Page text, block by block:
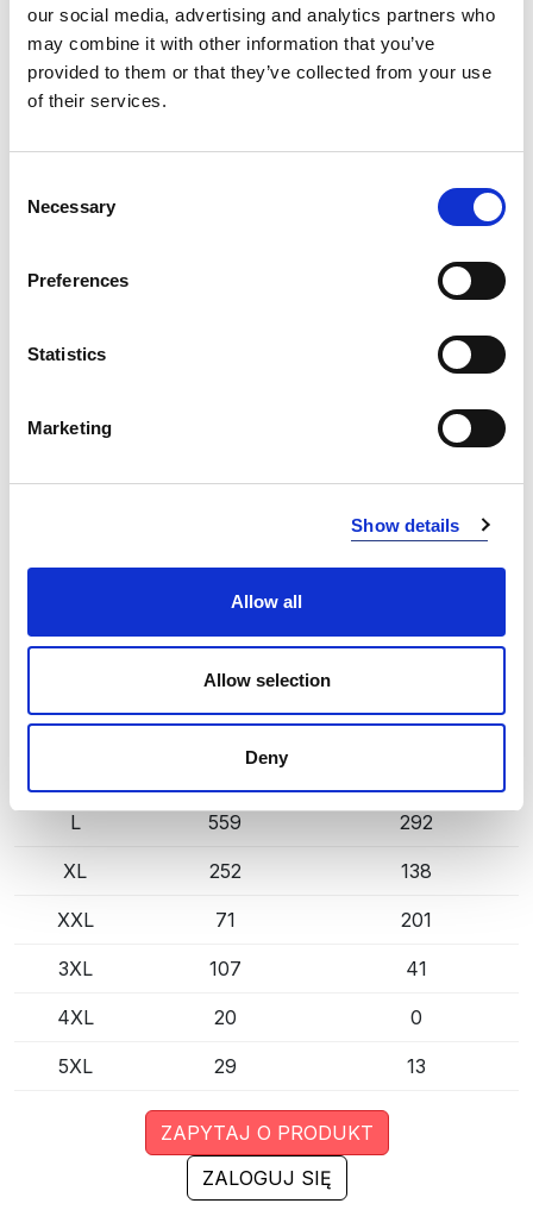
our social media, advertising and analytics partners who
may combine it with other information that you’ve
provided to them or that they’ve collected from your use
of their services.
Selection
Necessary
Preferences
Statistics
Marketing
Show details
Allow all
Allow selection
Deny
KOLORY:
BRIGHT ORANGE
530
534
NAVY
950
Mag. Poznań — stan magazynu lokalnego, realizacja
od ręki. Mag. Centralny — stan magazynu centralnego
dostawcy, dłuższy termin realizacji. Podane ilości mają
charakter orientacyjny.
Mag. Poznań Mag. Centralny
S 0 161
L 559 292
XL 252 138
XXL 71 201
3XL 107 41
4XL 20 0
5XL 29 13
ZALOGUJ SIĘ
ZAPYTAJ O PRODUKT